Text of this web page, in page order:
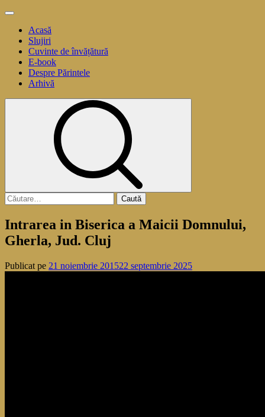
Sari
conținut
Meniu
principalAcasă
Slujiri
Cuvinte de învățătură
E-book
Despre Părintele
Arhivă
Caută
după:
Intrarea in Biserica a Maicii Domnului,
Gherla, Jud. Cluj
Publicat pe 21 noiembrie 201522 septembrie 2025